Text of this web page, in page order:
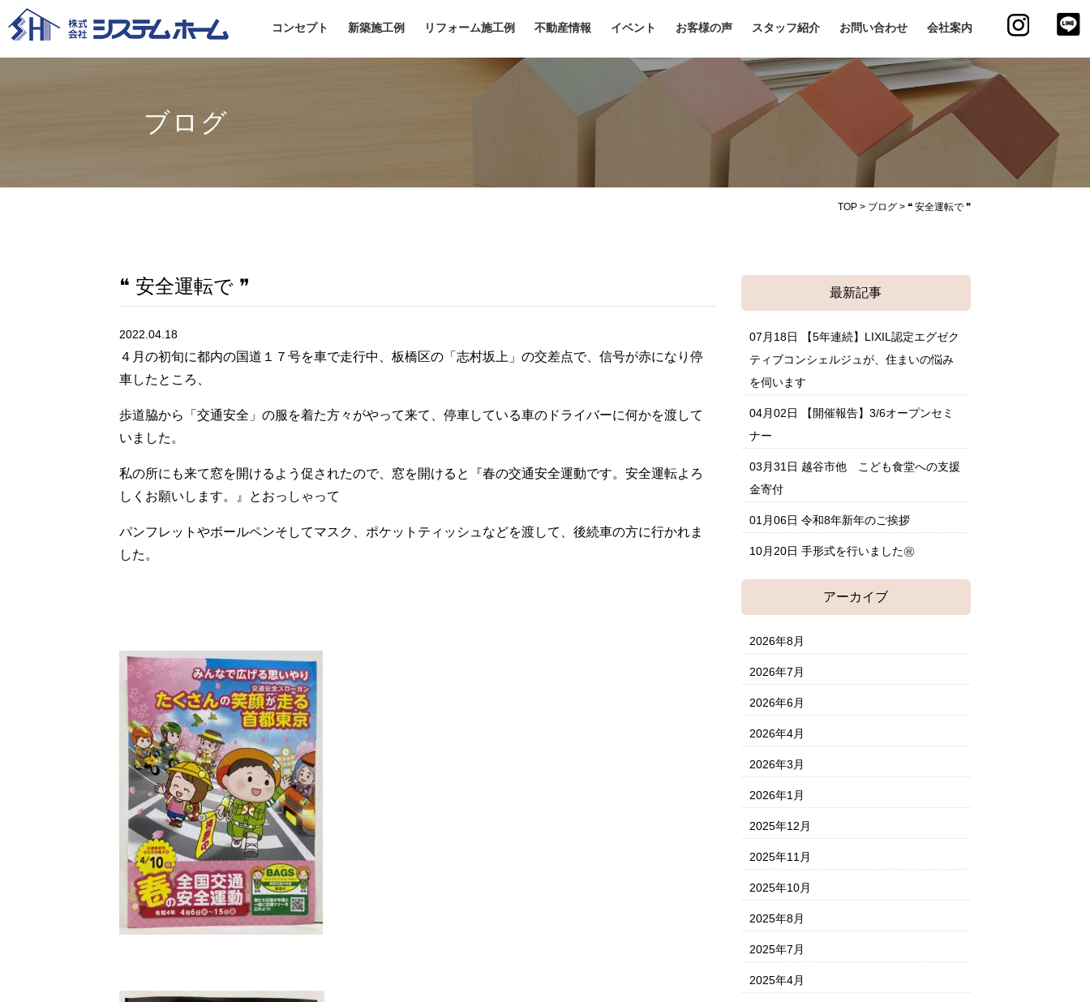
コンセプト 新築施工例 リフォーム施工例 不動産情報 イベント お客様の声 スタッフ紹介 お問い合わせ 会社案内
ブログ
TOP > ブログ > ❝ 安全運転で ❞
❝ 安全運転で ❞
2022.04.18
４月の初旬に都内の国道１７号を車で走行中、板橋区の「志村坂上」の交差点で、信号が赤になり停
車したところ、
歩道脇から「交通安全」の服を着た方々がやって来て、停車している車のドライバーに何かを渡して
いました。
私の所にも来て窓を開けるよう促されたので、窓を開けると『春の交通安全運動です。安全運転よろ
しくお願いします。』とおっしゃって
パンフレットやボールペンそしてマスク、ポケットティッシュなどを渡して、後続車の方に行かれま
した。
最新記事
07月18日
【5年連続】LIXIL認定エグゼク
ティブコンシェルジュが、住まいの悩み
を伺います
04月02日
【開催報告】3/6オープンセミ
ナー
03月31日 越谷市他 こども食堂への支援
金寄付
01月06日 令和8年新年のご挨拶
10月20日 手形式を行いました㊗
アーカイブ
2026年8月
2026年7月
2026年6月
2026年4月
2026年3月
2026年1月
2025年12月
2025年11月
2025年10月
2025年8月
2025年7月
2025年4月